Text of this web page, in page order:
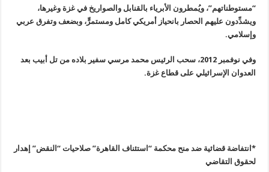
“مستوطناتهم”، ويُمطرون الأبرياء بالقنابل والصواريخ في غزة وغيرها،
ويشدِّدون عليهم الحصار بانحياز أمريكي كامل ومستمرٍّ، وبضعف وتفرق عربي
وإسلامي.
وفي نوفمبر 2012، سحب الرئيس محمد مرسي سفير بلاده من تل أبيب بعد
العدوان الإسرائيلي على قطاع غزة.
*انتفاضة قضائية ضد منح محكمة “استئناف القاهرة” صلاحيات “النقض” إهدار
لحقوق التقاضي